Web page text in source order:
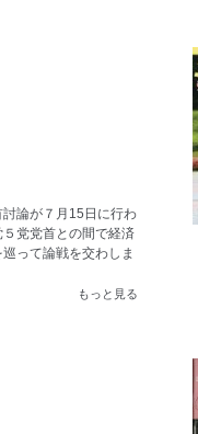
論が７月15日に行わ
党党首との間で経済
って論戦を交わしま
もっと見る